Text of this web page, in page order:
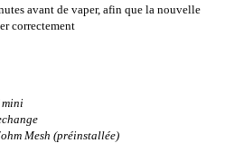
avant de vaper, afin que la nouvelle
correctement
mini
Mesh (préinstallée)